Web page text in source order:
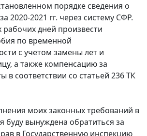
порядке сведения о
2020-2021 гг. через систему СФР.
рабочих дней произвести
по временной
с учетом замены лет и
а также компенсацию за
в соответствии со статьей 236 ТК
моих законных требований в
буду вынуждена обратиться за
в Государственную инспекцию